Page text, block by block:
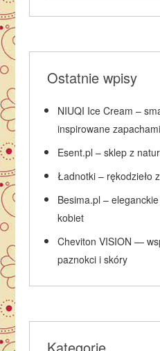
Ostatnie wpisy
NIUQI Ice Cream –
inspirowane
Esent.pl – sklep z
Ładnotki – rękodzieło
Besima.pl –
kobiet
Cheviton VISION —
paznokci i skóry
Kategorie